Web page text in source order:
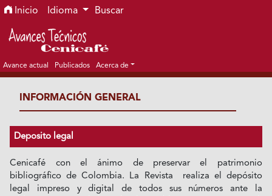
Ir al menú de navegación principal
Ir al contenido principal
Ir al pie de página del sitio
Inicio Idioma Buscar
Avance actual Publicados Acerca de
INFORMACIÓN GENERAL
Deposito legal
Cenicafé con el ánimo de preservar el patrimonio
bibliográfico de Colombia. La Revista realiza el depósito
legal impreso y digital de todos sus números ante la